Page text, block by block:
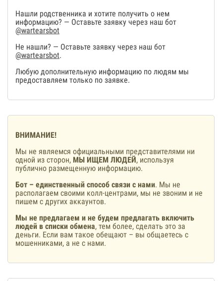
Нашли родственника и хотите получить о нем
информацию? — Оставьте заявку через наш бот
@wartearsbot
Не нашли? — Оставьте заявку через наш бот
@wartearsbot.
Любую дополнительную информацию по людям мы
предоставляем только по заявке.
ВНИМАНИЕ!
Мы не являемся официальными представителями ни
одной из сторон, МЫ ИЩЕМ ЛЮДЕЙ, используя
публично размещенную информацию.
Бот – единственный способ связи с нами. Мы не
располагаем своими колл-центрами, мы не звоним и не
пишем с других аккаунтов.
Мы не предлагаем и не будем предлагать включить
людей в списки обмена, тем более, сделать это за
деньги. Если вам такое обещают – вы общаетесь с
мошенниками, а не с нами.